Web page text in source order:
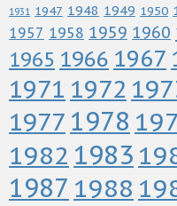
1931 1947 1948 1949 1950
1957 1958 1959 1960
1965 1966 1967
1971 1972
1977 1978
1982 1983
1987 1988